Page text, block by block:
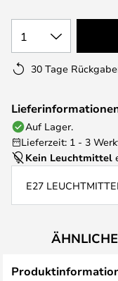
1
30 Tage
Auf Lager.
Lieferzeit: 1 - 3
Kein Leuchtmittel
E27